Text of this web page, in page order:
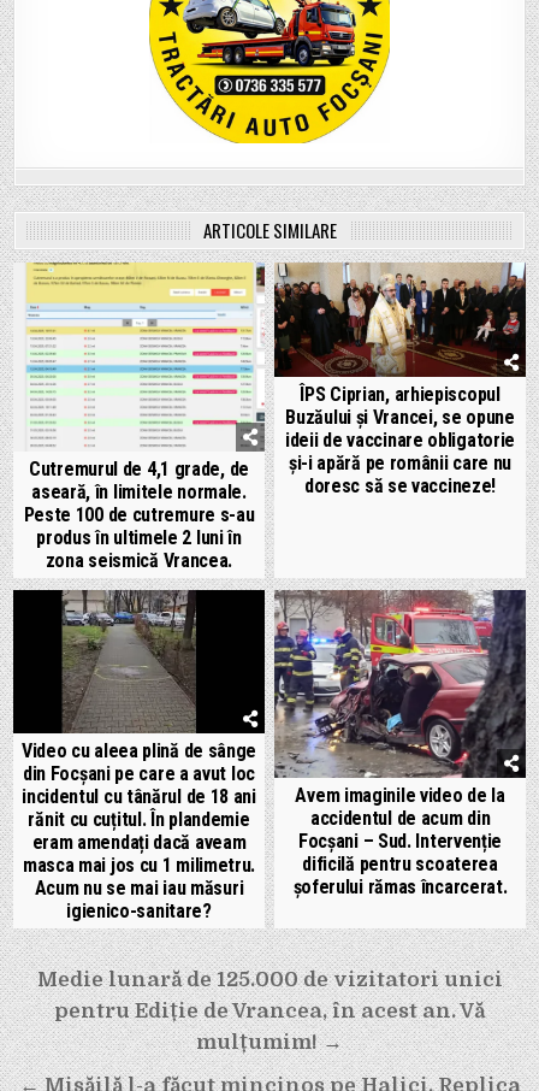
ARTICOLE SIMILARE
Cutremurul de 4,1 grade, de
aseară, în limitele normale.
Peste 100 de cutremure s-au
produs în ultimele 2 luni în
zona seismică Vrancea.
ÎPS Ciprian, arhiepiscopul
Buzăului și Vrancei, se opune
ideii de vaccinare obligatorie
și-i apără pe românii care nu
doresc să se vaccineze!
Video cu aleea plină de sânge
din Focșani pe care a avut loc
incidentul cu tânărul de 18 ani
rănit cu cuțitul. În plandemie
eram amendați dacă aveam
masca mai jos cu 1 milimetru.
Acum nu se mai iau măsuri
igienico-sanitare?
Avem imaginile video de la
accidentul de acum din
Focșani – Sud. Intervenție
dificilă pentru scoaterea
șoferului rămas încarcerat.
Navigare
în
articole
Medie lunară de 125.000 de vizitatori unici
pentru Ediție de Vrancea, în acest an. Vă
mulțumim! →
← Misăilă l-a făcut mincinos pe Halici. Replica